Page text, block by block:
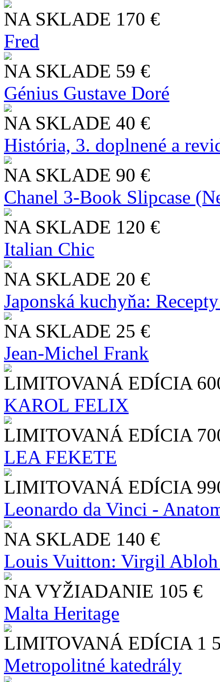
NA SKLADE 170 €
Fred
NA SKLADE 59 €
Génius Gustave Doré
NA SKLADE 40 €
História, 3. doplnené a
NA SKLADE 90 €
Chanel 3-Book Slipcase
NA SKLADE 120 €
Italian Chic
NA SKLADE 20 €
Japonská kuchyňa:
NA SKLADE 25 €
Jean-Michel Frank
LIMITOVANÁ EDÍCIA
KAROL FELIX
LIMITOVANÁ EDÍCIA
LEA FEKETE
LIMITOVANÁ EDÍCIA
Leonardo da Vinci -
NA SKLADE 140 €
Louis Vuitton: Virgil
NA VYŽIADANIE 105 €
Malta Heritage
LIMITOVANÁ EDÍCIA 1
Metropolitné katedrály